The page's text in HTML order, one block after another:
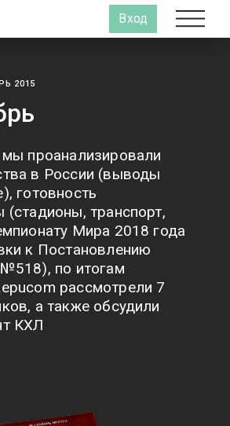
Вход
2015
проанализировали
в России (выводы
готовность
(стадионы, транспорт,
Мира 2018 года
к Постановлению
по итогам
рассмотрели 7
а также обсудили
КХЛ